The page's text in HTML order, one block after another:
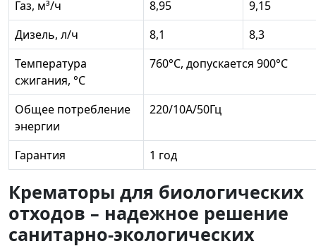
Газ, м³/ч 8,95
9,15
Дизель, л/ч
8,1
8,3
Температура
сжигания, °C
760°С, допускается 900°С
Общее потребление
энергии
220/10А/50Гц
Гарантия 1 год
Крематоры для биологических
отходов – надежное решение
санитарно-экологических